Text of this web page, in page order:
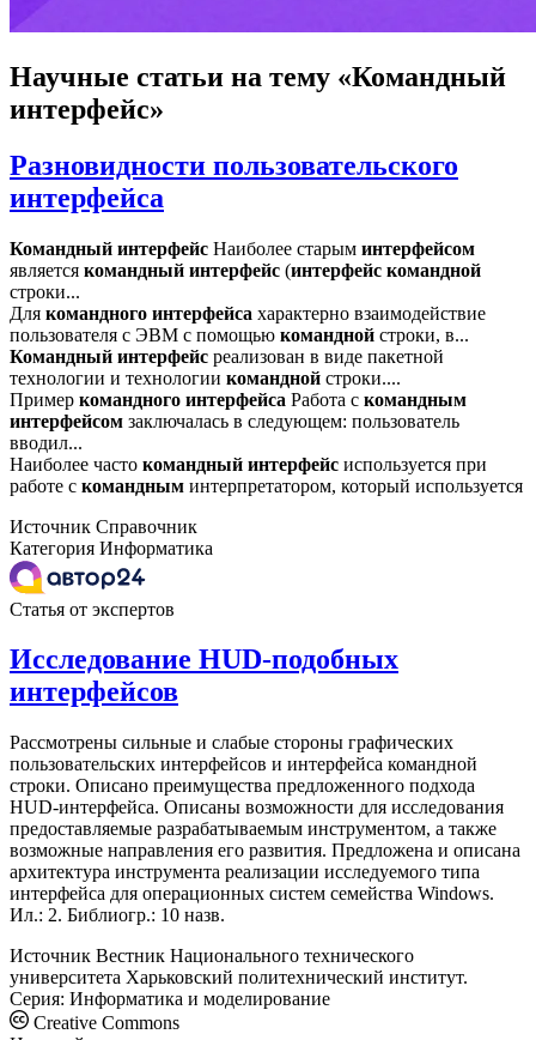
Научные статьи на тему «Командный
интерфейс»
Разновидности пользовательского
интерфейса
Командный интерфейс Наиболее старым интерфейсом
является командный интерфейс (интерфейс командной
строки...
Для командного интерфейса характерно взаимодействие
пользователя с ЭВМ с помощью командной строки, в...
Командный интерфейс реализован в виде пакетной
технологии и технологии командной строки....
Пример командного интерфейса Работа с командным
интерфейсом заключалась в следующем: пользователь
вводил...
Наиболее часто командный интерфейс используется при
работе с командным интерпретатором, который используется
Источник Справочник
Категория Информатика
Статья от экспертов
Исследование HUD-подобных
интерфейсов
Рассмотрены сильные и слабые стороны графических
пользовательских интерфейсов и интерфейса командной
строки. Описано преимущества предложенного подхода
HUD-интерфейса. Описаны возможности для исследования
предоставляемые разрабатываемым инструментом, а также
возможные направления его развития. Предложена и описана
архитектура инструмента реализации исследуемого типа
интерфейса для операционных систем семейства Windows.
Ил.: 2. Библиогр.: 10 назв.
Источник Вестник Национального технического
университета Харьковский политехнический институт.
Серия: Информатика и моделирование
Creative Commons